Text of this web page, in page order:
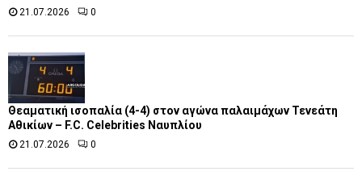
21.07.2026 0
Θεαματική ισοπαλία (4-4) στον αγώνα παλαιμάχων Τενεάτη
Αθικίων – F.C. Celebrities Ναυπλίου
21.07.2026 0